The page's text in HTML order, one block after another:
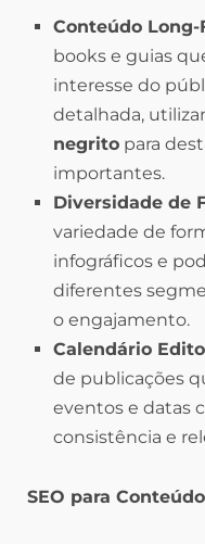
Conteúdo Long-
books e guias
interesse do
detalhada,
negrito para
importantes.
Diversidade de
variedade de
infográficos e
diferentes
o engajamento.
Calendário
de publicações
eventos e datas
consistência e
SEO para Conteúdo